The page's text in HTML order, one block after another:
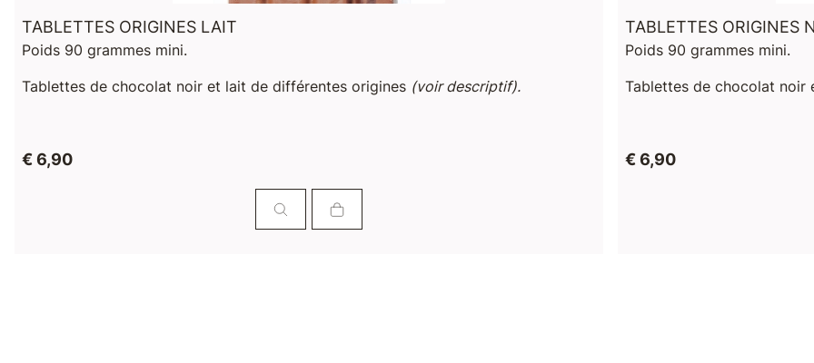
TABLETTES ORIGINES LAIT
Poids 90 grammes mini.
Tablettes de chocolat noir et lait de différentes origines (voir descriptif).
€ 6,90
TABLETTES ORIGINES
Poids 90 grammes mini.
Tablettes de chocolat
€ 6,90